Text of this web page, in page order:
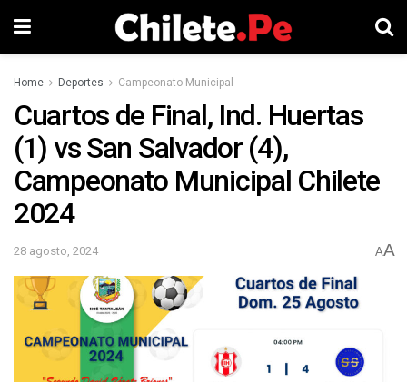
Home Deportes Campeonato Municipal
Cuartos de Final, Ind. Huertas
(1) vs San Salvador (4),
Campeonato Municipal Chilete
2024
28 agosto, 2024 AA